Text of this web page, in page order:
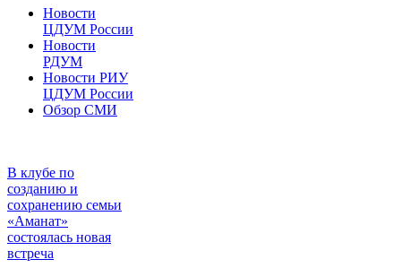
Новости
ЦДУМ России
Новости
РДУМ
Новости РИУ
ЦДУМ России
Обзор СМИ
В клубе по
созданию и
сохранению семьи
«Аманат»
состоялась новая
встреча